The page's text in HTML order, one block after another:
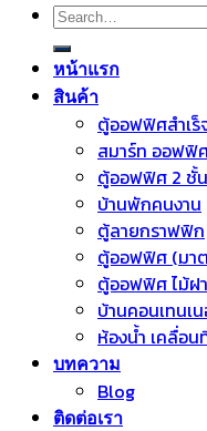
Search
for:
หน้าแรก
สินค้า
ตู้ออฟฟิศสำเร็
สมาร์ท ออฟฟิ
ตู้ออฟฟิศ 2 ชั้น
บ้านพักคนงาน
ตู้ลายกราฟฟิก
ตู้ออฟฟิศ (มา
ตู้ออฟฟิศ ไม้ฝ
บ้านคอนเทนเ
ห้องน้ำ เคลื่อน
บทความ
Blog
ติดต่อเรา